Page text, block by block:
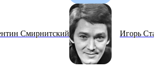
Смирнитский Игорь